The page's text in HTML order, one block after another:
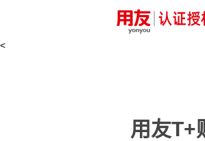
<
用友T+